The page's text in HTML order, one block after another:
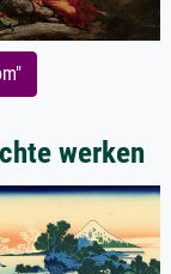
werken